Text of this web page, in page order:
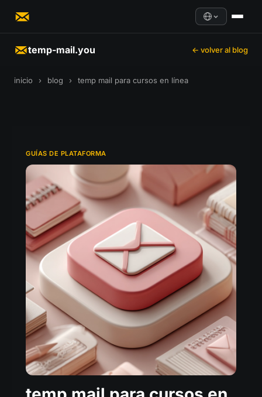
temp-mail.you ← volver al blog
inicio › blog › temp mail para cursos en línea
GUÍAS DE PLATAFORMA